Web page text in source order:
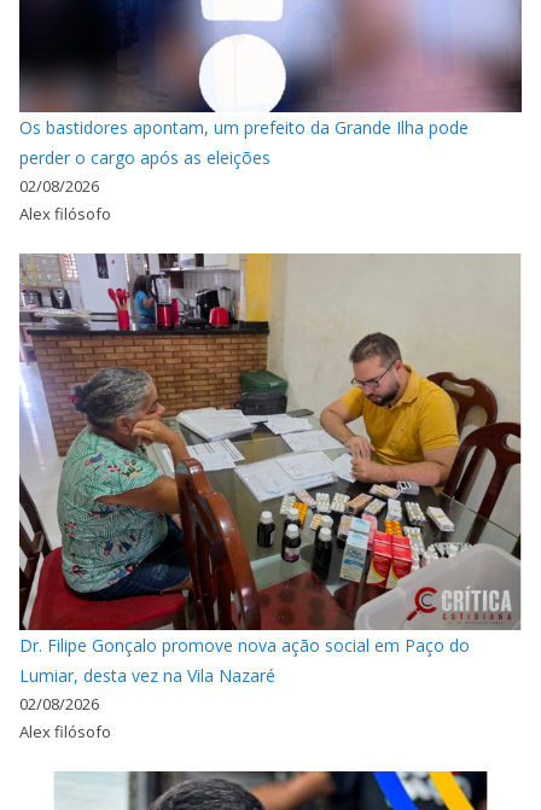
Os bastidores apontam, um prefeito da Grande Ilha pode
perder o cargo após as eleições
02/08/2026
Alex filósofo
Dr. Filipe Gonçalo promove nova ação social em Paço do
Lumiar, desta vez na Vila Nazaré
02/08/2026
Alex filósofo